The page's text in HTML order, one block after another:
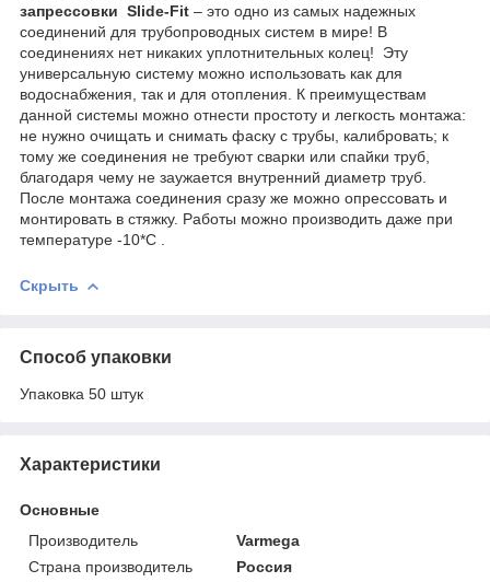
запрессовки Slide-Fit – это одно из самых надежных
соединений для трубопроводных систем в мире! В
соединениях нет никаких уплотнительных колец! Эту
универсальную систему можно использовать как для
водоснабжения, так и для отопления. К преимуществам
данной системы можно отнести простоту и легкость монтажа:
не нужно очищать и снимать фаску с трубы, калибровать; к
тому же соединения не требуют сварки или спайки труб,
благодаря чему не заужается внутренний диаметр труб.
После монтажа соединения сразу же можно опрессовать и
монтировать в стяжку. Работы можно производить даже при
температуре -10*С .
Скрыть
Способ упаковки
Упаковка 50 штук
Характеристики
Основные
Производитель
Varmega
Страна производитель
Россия